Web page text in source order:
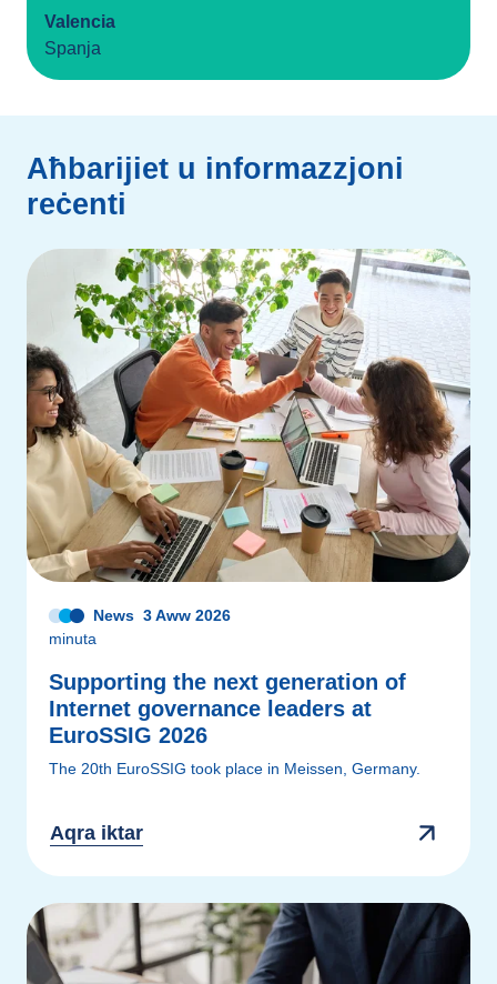
Valencia
Spanja
Aħbarijiet u informazzjoni
reċenti
News 3 Aww 2026
minuta
Supporting the next generation of
Internet governance leaders at
EuroSSIG 2026
The 20th EuroSSIG took place in Meissen, Germany.
Aqra iktar